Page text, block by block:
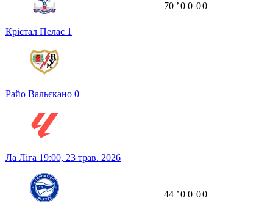
Крістал Пелас 1
Райо Вальєкано 0
70 ʼ0 0 00
Ла Ліга 19:00, 23 трав. 2026
44 ʼ0 0 00